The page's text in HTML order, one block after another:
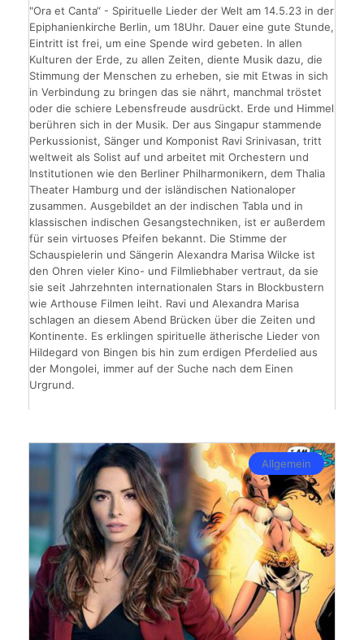
"Ora et Canta“ - Spirituelle Lieder der Welt am 14.5.23 in der
Epiphanienkirche Berlin, um 18Uhr. Dauer eine gute Stunde,
Eintritt ist frei, um eine Spende wird gebeten. In allen
Kulturen der Erde, zu allen Zeiten, diente Musik dazu, die
Stimmung der Menschen zu erheben, sie mit Etwas in sich
in Verbindung zu bringen das sie nährt, manchmal tröstet
oder die schiere Lebensfreude ausdrückt. Erde und Himmel
berühren sich in der Musik. Der aus Singapur stammende
Perkussionist, Sänger und Komponist Ravi Srinivasan, tritt
weltweit als Solist auf und arbeitet mit Orchestern und
Institutionen wie den Berliner Philharmonikern, dem Thalia
Theater Hamburg und der isländischen Nationaloper
zusammen. Ausgebildet an der indischen Tabla und in
klassischen indischen Gesangstechniken, ist er außerdem
für sein ­virtuoses Pfeifen bekannt. Die Stimme der
Schauspielerin und Sängerin Alexandra Marisa Wilcke ist
den Ohren vieler Kino- und Filmliebhaber vertraut, da sie
sie seit Jahrzehnten internationalen Stars in Blockbustern
wie Arthouse Filmen leiht. Ravi und Alexandra Marisa
schlagen an diesem Abend Brücken über die Zeiten und
Kontinente. Es erklingen spirituelle ätherische Lieder von
Hildegard von Bingen bis hin zum erdigen Pferdelied aus
der Mongolei, immer auf der Suche nach dem Einen
Urgrund.
Allgemein